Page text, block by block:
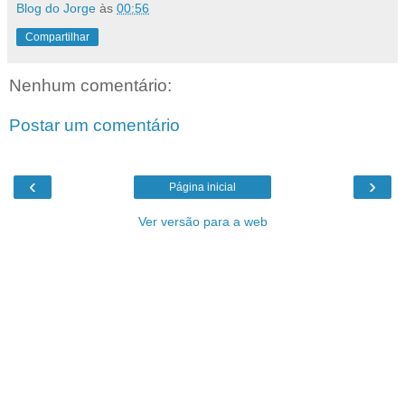
Blog do Jorge às 00:56
Compartilhar
Nenhum comentário:
Postar um comentário
‹ ›
Página inicial
Ver versão para a web